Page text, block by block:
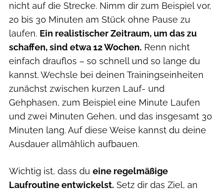
nicht auf die Strecke. Nimm dir zum Beispiel vor,
20 bis 30 Minuten am Stück ohne Pause zu
laufen. Ein realistischer Zeitraum, um das zu
schaffen, sind etwa 12 Wochen. Renn nicht
einfach drauflos – so schnell und so lange du
kannst. Wechsle bei deinen Trainingseinheiten
zunächst zwischen kurzen Lauf- und
Gehphasen, zum Beispiel eine Minute Laufen
und zwei Minuten Gehen, und das insgesamt 30
Minuten lang. Auf diese Weise kannst du deine
Ausdauer allmählich aufbauen.
Wichtig ist, dass du eine regelmäßige
Laufroutine entwickelst. Setz dir das Ziel, an